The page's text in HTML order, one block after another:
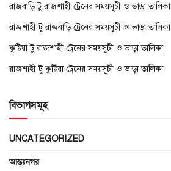
রাজবাড়ি টু রাজশাহী ট্রেনের সময়সূচী ও ভাড়া তালিকা
রাজশাহী টু রাজবাড়ি ট্রেনের সময়সূচী ও ভাড়া তালিকা
কুষ্টিয়া টু রাজশাহী ট্রেনের সময়সূচী ও ভাড়া তালিকা
রাজশাহী টু কুষ্টিয়া ট্রেনের সময়সূচী ও ভাড়া তালিকা
বিভাগসমূহ
UNCATEGORIZED
আন্তঃনগর